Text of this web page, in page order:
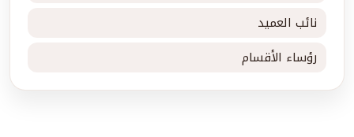
نائب العميد
رؤساء الأقسام